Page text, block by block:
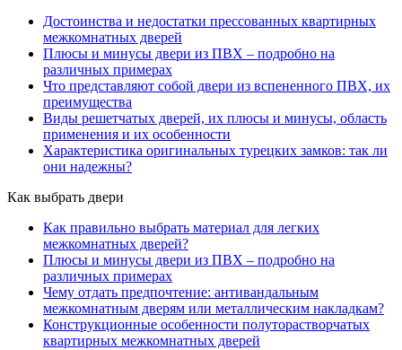
Достоинства и недостатки прессованных квартирных
межкомнатных дверей
Плюсы и минусы двери из ПВХ – подробно на
различных примерах
Что представляют собой двери из вспененного ПВХ, их
преимущества
Виды решетчатых дверей, их плюсы и минусы, область
применения и их особенности
Характеристика оригинальных турецких замков: так ли
они надежны?
Как выбрать двери
Как правильно выбрать материал для легких
межкомнатных дверей?
Плюсы и минусы двери из ПВХ – подробно на
различных примерах
Чему отдать предпочтение: антивандальным
межкомнатным дверям или металлическим накладкам?
Конструкционные особенности полуторастворчатых
квартирных межкомнатных дверей